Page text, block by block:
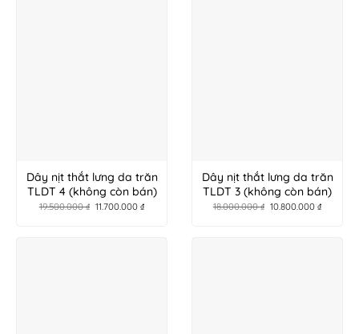
Dây nịt thắt lưng da trăn
TLDT 4 (không còn bán)
19.500.000₫ 11.700.000₫
Dây nịt thắt lưng da trăn
TLDT 3 (không còn bán)
18.000.000₫ 10.800.000₫